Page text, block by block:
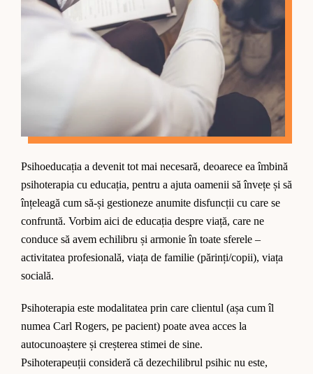
Psihoeducația a devenit tot mai necesară, deoarece ea îmbină
psihoterapia cu educația, pentru a ajuta oamenii să învețe și să
înțeleagă cum să-și gestioneze anumite disfuncții cu care se
confruntă. Vorbim aici de educația despre viață, care ne
conduce să avem echilibru și armonie în toate sferele –
activitatea profesională, viața de familie (părinți/copii), viața
socială.
Psihoterapia este modalitatea prin care clientul (așa cum îl
numea Carl Rogers, pe pacient) poate avea acces la
autocunoaștere și creșterea stimei de sine.
Psihoterapeuții consideră că dezechilibrul psihic nu este,